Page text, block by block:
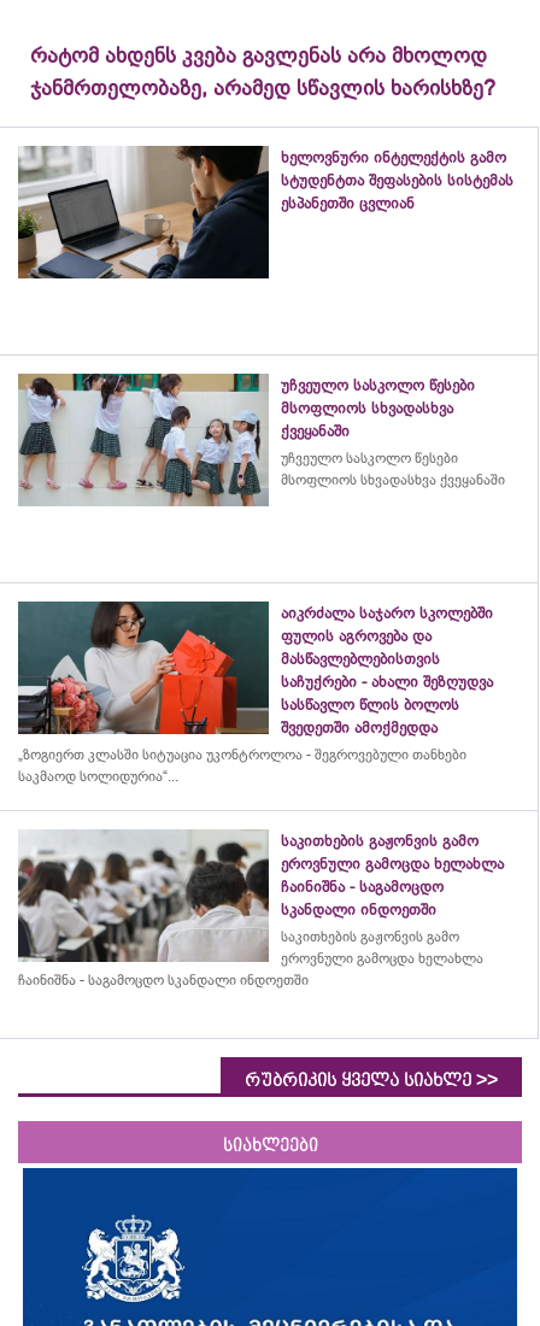
რატომ ახდენს კვება გავლენას არა მხოლოდ
ჯანმრთელობაზე, არამედ სწავლის ხარისხზე?
ხელოვნური ინტელექტის გამო
სტუდენტთა შეფასების სისტემას
ესპანეთში ცვლიან
უჩვეულო სასკოლო წესები
მსოფლიოს სხვადასხვა
ქვეყანაში
უჩვეულო სასკოლო წესები
მსოფლიოს სხვადასხვა ქვეყანაში
აიკრძალა საჯარო სკოლებში
ფულის აგროვება და
მასწავლებლებისთვის
საჩუქრები - ახალი შეზღუდვა
სასწავლო წლის ბოლოს
შვედეთში ამოქმედდა
„ზოგიერთ კლასში სიტუაცია უკონტროლოა - შეგროვებული თანხები
საკმაოდ სოლიდურია“...
საკითხების გაჟონვის გამო
ეროვნული გამოცდა ხელახლა
ჩაინიშნა - საგამოცდო
სკანდალი ინდოეთში
საკითხების გაჟონვის გამო
ეროვნული გამოცდა ხელახლა
ჩაინიშნა - საგამოცდო სკანდალი ინდოეთში
რუბრიკის ყველა სიახლე >>
სიახლეები